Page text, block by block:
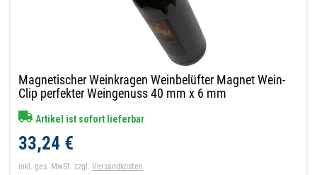
Magnetischer Weinkragen Weinbelüfter Magnet Wein-
Clip perfekter Weingenuss 40 mm x 6 mm
Artikel ist sofort lieferbar
33,24 €
inkl. ges. MwSt. zzgl.Versandkosten